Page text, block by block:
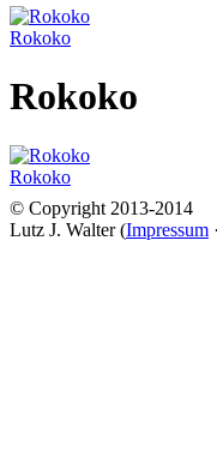
Rokoko
Rokoko
Rokoko
© Copyright 2013-2014
Lutz J. Walter (Impressum ·